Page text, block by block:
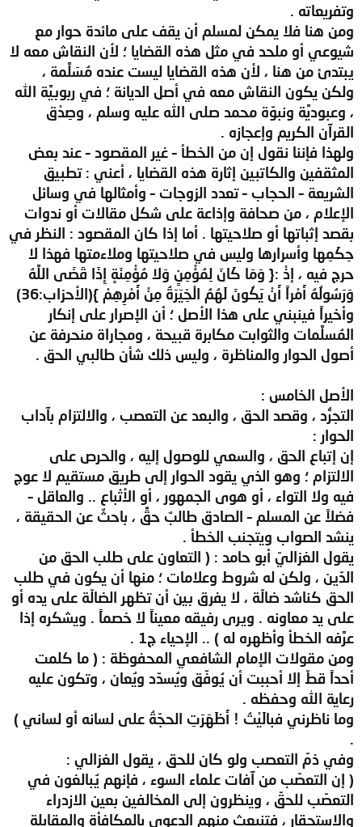
وتفريعاته .
ومن هنا فلا يمكن لمسلم أن يقف على مائدة حوار مع
شيوعي أو ملحد في مثل هذه القضايا ؛ لأن النقاش معه لا
يبتدئ من هنا ، لأن هذه القضايا ليست عنده مُسَلَّمة ،
ولكن يكون النقاش معه في أصل الديانة ؛ في ربوبيَّة الله
، وعبوديَّة ونبوّة محمد صلى الله عليه وسلم ، وصِدْق
القرآن الكريم وإعجازه .
ولهذا فإننا نقول إن من الخطأ – غير المقصود – عند بعض
المثقفين والكاتبين إثارة هذه القضايا ، أعني : تطبيق
الشريعة – الحجاب – تعدد الزوجات – وأمثالها في وسائل
الإعلام ، من صحافة وإذاعة على شكل مقالات أو ندوات
بقصد إثباتها أو صلاحيتها . أما إذا كان المقصود : النظر في
حِكَمِها وأسرارها وليس في صلاحيتها وملاءمتها فهذا لا
حرج فيه ، إذْ :{ وَمَا كَانَ لِمُؤْمِنٍ وَلا مُؤْمِنَةٍ إِذَا قَضَى اللَّهُ
وَرَسُولُهُ أَمْراً أَنْ يَكُونَ لَهُمُ الْخِيَرَةُ مِنْ أَمْرِهِمْ }(الأحزاب:36)
وأخيراً فينبني على هذا الأصل ؛ أن الإصرار على إنكار
المُسلَّمات والثوابت مكابرة قبيحة ، ومجاراة منحرفة عن
أصول الحوار والمناظرة ، وليس ذلك شأن طالبي الحق .
الأصل الخامس :
التجرُّد ، وقصد الحق ، والبعد عن التعصب ، والالتزام بآداب
الحوار :
إن إتباع الحق ، والسعي للوصول إليه ، والحرص على
الالتزام ؛ وهو الذي يقود الحوار إلى طريق مستقيم لا عوج
فيه ولا التواء ، أو هوى الجمهور ، أو الأتْباع .. والعاقل –
فضلاً عن المسلم – الصادق طالبٌ حقٍّ ، باحثٌ عن الحقيقة ،
ينشد الصواب ويتجنب الخطأ .
يقول الغزاليّ أبو حامد : ( التعاون على طلب الحق من
الدّين ، ولكن له شروط وعلامات ؛ منها أن يكون في طلب
الحق كناشد ضالّة ، لا يفرق بين أن تظهر الضالّة على يده أو
على يد معاونه . ويرى رفيقه معيناً لا خصماً . ويشكره إذا
عرَّفه الخطأ وأظهره له ) .. الإحياء ج1 .
ومن مقولات الإمام الشافعي المحفوظة : ( ما كلمت
أحداً قطّ إلا أحببت أن يُوفّق ويُسدّد ويُعان ، وتكون عليه
رعاية الله وحفظه .
وما ناظرني فبالَيْتُ ! أَظَهَرَتِ الحجّةُ على لسانه أو لساني )
.
وفي ذمّ التعصب ولو كان للحق ، يقول الغزالي :
( إن التعصّب من آفات علماء السوء ، فإنهم يُبالغون في
التعصّب للحقّ ، وينظرون إلى المخالفين بعين الازدراء
والاستحقار ، فتنبعث منهم الدعوى بالمكافأة والمقابلة